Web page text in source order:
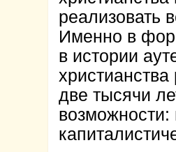
реализовать
Именно в
в истории
две тысячи